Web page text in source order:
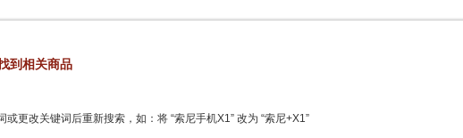
到相关商品
或更改关键词后重新搜索，如：将 “索尼手机X1” 改为 “索尼+X1”